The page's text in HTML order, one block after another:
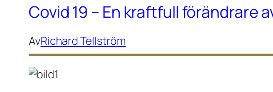
Covid 19 – En kraftfull förändrare
AvRichard Tellström